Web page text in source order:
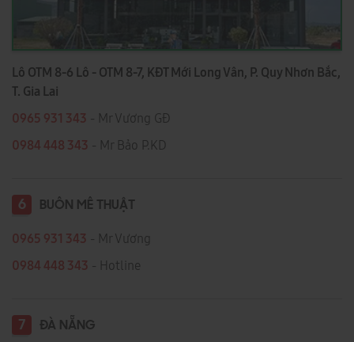
Lô OTM 8-6 Lô - OTM 8-7, KĐT Mới Long Vân, P. Quy Nhơn Bắc,
T. Gia Lai
0965 931 343 - Mr Vương GĐ
0984 448 343 - Mr Bảo P.KD
6 BUÔN MÊ THUẬT
0965 931 343 - Mr Vương
0984 448 343 - Hotline
7 ĐÀ NẴNG